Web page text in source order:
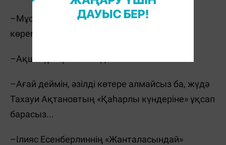
–Мұстафиннің «Миллионері» болсаңыз,
көреміз...
–Ақшақұмар екенсізде!
–Ағай деймін, әзілді көтере алмайсыз ба, жүдә
Тахауи Ақтановтың «Қаһарлы күндеріне» ұқсап
барасыз...
–Ілияс Есенберлиннің «Жанталасындай»